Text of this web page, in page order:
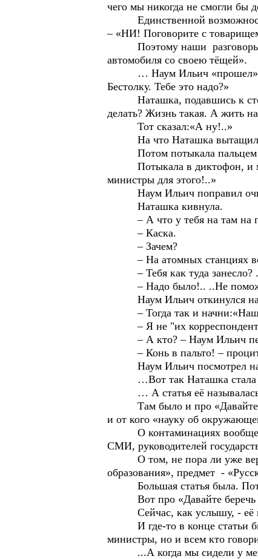
чего мы никогда не смогли бы
Единственной
– «НИ! Поговорите с
Поэтому наши разговоры
автомобиля со своею тёщей».
… Наум Ильич «прошел» «по
Бестолку. Тебе это надо?»
Наташка, подавшись к
делать? Жизнь такая. А жить
Тот сказал:«А ну!..»
На что Наташка вытащила
Потом потыкала пальцем в
Потыкала в диктофон, и мы
министры для этого!..»
Наум Ильич поправил очки
Наташка кивнула.
– А что у тебя на там на
– Каска.
– Зачем?
– На атомных станциях все
– Тебя как туда занесло?
– Надо было!.. ..Не
Наум Ильич откинулся на
– Тогда так и начни:«Наш
– Я не "их корреспондент",
– А кто? – Наум Ильич
– Конь в пальто! –
Наум Ильич посмотрел на
…Вот так Наташка стала
… А статья её называлась
Там было и про «Давайте
и от кого «науку об
О контаминациях вообще, о
СМИ, руководителей
О том, не пора ли уже
образования», предмет -
Большая статья была.
Вот про «Давайте беречь
Сейчас, как услышу, - её
И где-то в конце статьи
министры, но и всем кто
...А когда мы сидели у меня